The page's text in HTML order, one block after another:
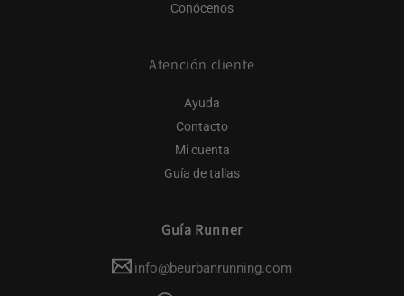
Conócenos
Atención cliente
Ayuda
Contacto
Mi cuenta
Guía de tallas
Guía Runner
info@beurbanrunning.com